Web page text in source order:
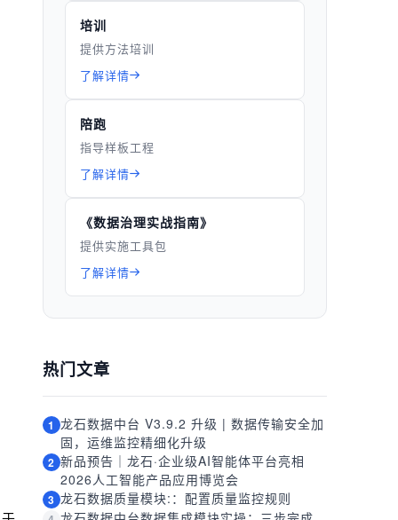
培训
提供方法培训
了解详情
陪跑
指导样板工程
了解详情
《数据治理实战指南》
提供实施工具包
了解详情
热门文章
1 龙石数据中台 V3.9.2 升级 | 数据传输安全加
固，运维监控精细化升级
2 新品预告｜龙石·企业级AI智能体平台亮相
2026人工智能产品应用博览会
3 龙石数据质量模块:：配置质量监控规则